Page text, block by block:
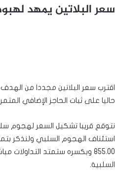
سعر البلاتين يمهد لهبوط
حاليا على ثبات الحاجز الإضافي المتمركز عند 950.00 إضافة لاستمرار تقديم المؤشرات
السلبية.